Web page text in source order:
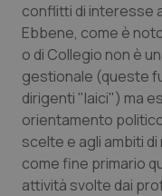
conflitti di interesse
Ebbene, come è
o di Collegio non è
gestionale (queste
dirigenti "laici") ma
orientamento
scelte e agli ambiti
come fine primario
attività svolte dai
Necessari
I cookie
sito web
navigazione
protette del sito.
funzionare